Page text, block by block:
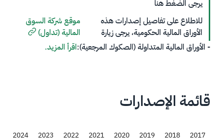
يرجى الضغط هنا​​
للاطلاع​ على تفاصيل إصدارات هذه
الأوراق المالية الحكومية، يرجى زيارة
موقع شركة السوق
المالية (تداول)
- الأوراق المالية المتداولة (الصكوك المرجعية):اقرأ المزيد.
قائمة الإصدارات
2017
2018
2019
2020
2021
2022
2023
2024